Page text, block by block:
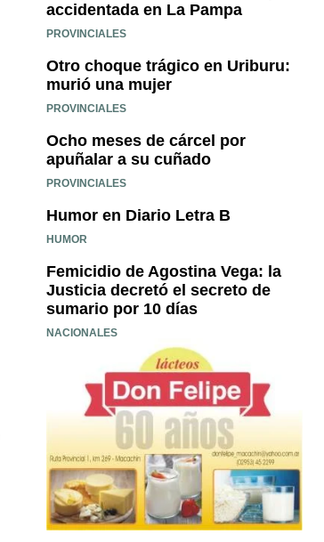
accidentada en La Pampa
PROVINCIALES
Otro choque trágico en Uriburu:
murió una mujer
PROVINCIALES
Ocho meses de cárcel por
apuñalar a su cuñado
PROVINCIALES
Humor en Diario Letra B
HUMOR
Femicidio de Agostina Vega: la
Justicia decretó el secreto de
sumario por 10 días
NACIONALES